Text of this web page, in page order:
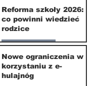
Reforma szkoły 2026:
co powinni wiedzieć
rodzice
Nasze miasto
10 lip
Nowe ograniczenia w
korzystaniu z e-
hulajnóg